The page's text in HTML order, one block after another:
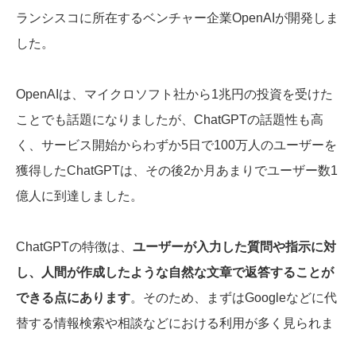
ランシスコに所在するベンチャー企業OpenAIが開発しま
した。
OpenAIは、マイクロソフト社から1兆円の投資を受けた
ことでも話題になりましたが、ChatGPTの話題性も高
く、サービス開始からわずか5日で100万人のユーザーを
獲得したChatGPTは、その後2か月あまりでユーザー数1
億人に到達しました。
ChatGPTの特徴は、 ユーザーが入力した質問や指示に対
し、人間が作成したような自然な文章で返答することが
できる点にあります。そのため、まずはGoogleなどに代
替する情報検索や相談などにおける利用が多く見られま